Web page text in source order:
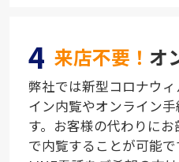
4 来店不要！ オ
弊社では新型コロナウ
イン内覧やオンライン
す。お客様の代わりに
で内覧することが可能で